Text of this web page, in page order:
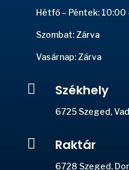
Hétfő – Péntek: 10:00
Szombat: Zárva
Vasárnap: Zárva
 Székhely
6725 Szeged,
 Raktár
6728 Szeged,